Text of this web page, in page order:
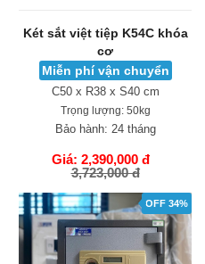
Két sắt việt tiệp K54C khóa
cơ
Miễn phí vận chuyển
C50 x R38 x S40 cm
Trọng lượng:50kg
Bảo hành: 24 tháng
Giá: 2,390,000 đ
3,723,000 đ
GIỎ HÀNG
OFF 34%